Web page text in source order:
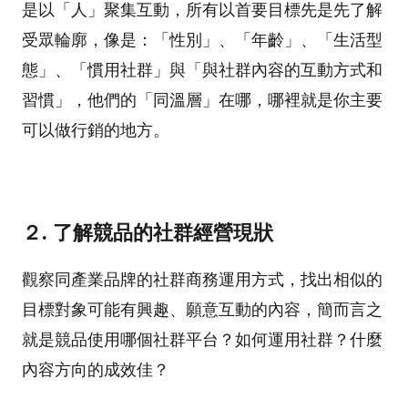
是以「人」聚集互動，所有以首要目標先是先了解
受眾輪廓，像是：「性別」、「年齡」、「生活型
態」、「慣用社群」與「與社群內容的互動方式和
習慣」，他們的「同溫層」在哪，哪裡就是你主要
可以做行銷的地方。
２. 了解競品的社群經營現狀
觀察同產業品牌的社群商務運用方式，找出相似的
目標對象可能有興趣、願意互動的內容，簡而言之
就是競品使用哪個社群平台？如何運用社群？什麼
內容方向的成效佳？